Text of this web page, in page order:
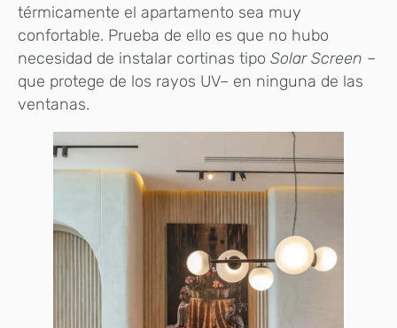
térmicamente el apartamento sea muy
confortable. Prueba de ello es que no hubo
necesidad de instalar cortinas tipo Solar Screen –
que protege de los rayos UV– en ninguna de las
ventanas.